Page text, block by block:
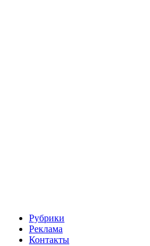
Рубрики
Реклама
Контакты